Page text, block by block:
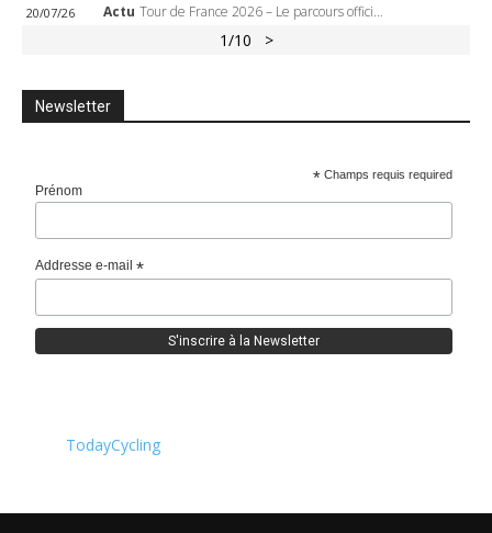
20/07/26 Actu Tour de France 2026 – Le parcours officiel complet : 21 étapes, profils, carte et dates
1/10 >
Newsletter
* Champs requis required
Prénom
Addresse e-mail*
TodayCycling